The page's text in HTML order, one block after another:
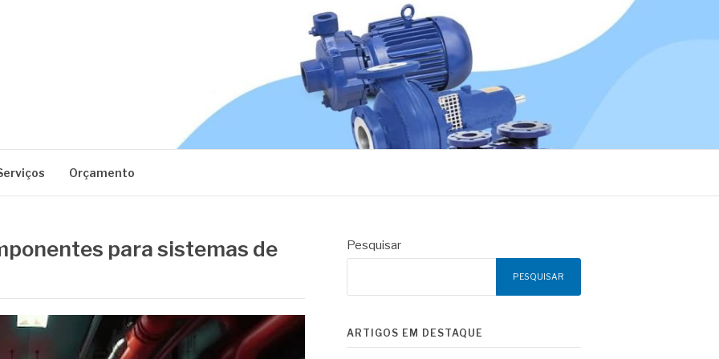
Orçamento
para sistemas de
Pesquisar
PESQUISAR
ARTIGOS EM DESTAQUE